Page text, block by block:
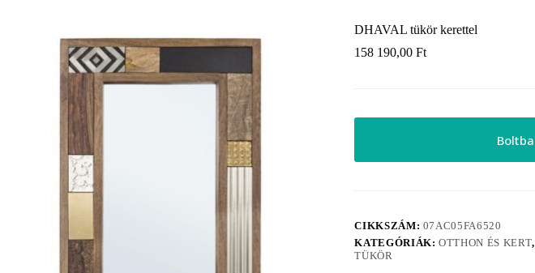
DHAVAL tükör kerettel
158 190,00Ft
Boltba
CIKKSZÁM: 07AC05FA6520
KATEGÓRIÁK:OTTHON ÉS KERT,
TÜKÖR